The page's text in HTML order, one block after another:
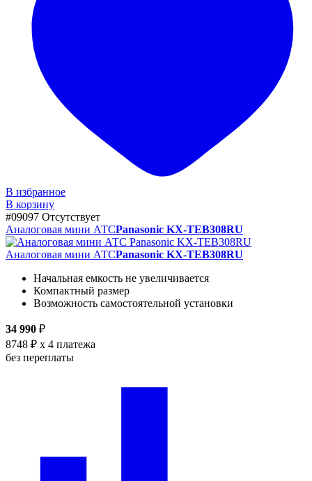
В избранное
В корзину
#09097 Отсутствует
Аналоговая мини АТСPanasonic KX-TEB308RU
Аналоговая мини АТСPanasonic KX-TEB308RU
Начальная емкость не увеличивается
Компактный размер
Возможность самостоятельной установки
34 990 ₽
8748 ₽ x 4 платежа
без переплаты